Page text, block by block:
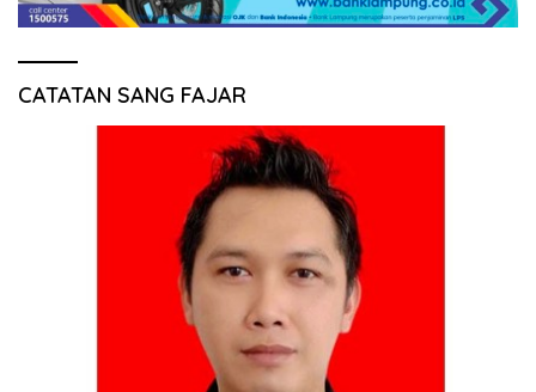
CATATAN SANG FAJAR